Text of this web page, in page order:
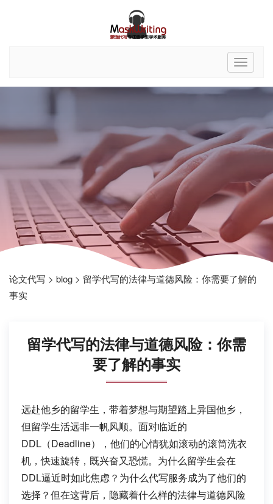
论文代写 > blog > 留学代写的法律与道德风险：你需要了解的
事实
留学代写的法律与道德风险：你需
要了解的事实
远赴他乡的留学生，带着梦想与期望踏上异国他乡，
但留学生活远非一帆风顺。面对临近的
DDL（Deadline），他们的心情犹如滚动的滚筒洗衣
机，快速旋转，既兴奋又恐慌。为什么留学生会在
DDL逼近时如此焦虑？为什么代写服务成为了他们的
选择？但在这背后，隐藏着什么样的法律与道德风险